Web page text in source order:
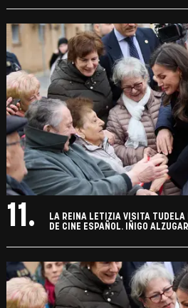
11.
LA REINA LETIZIA VISITA
DE CINE ESPAÑOL. IÑIGO